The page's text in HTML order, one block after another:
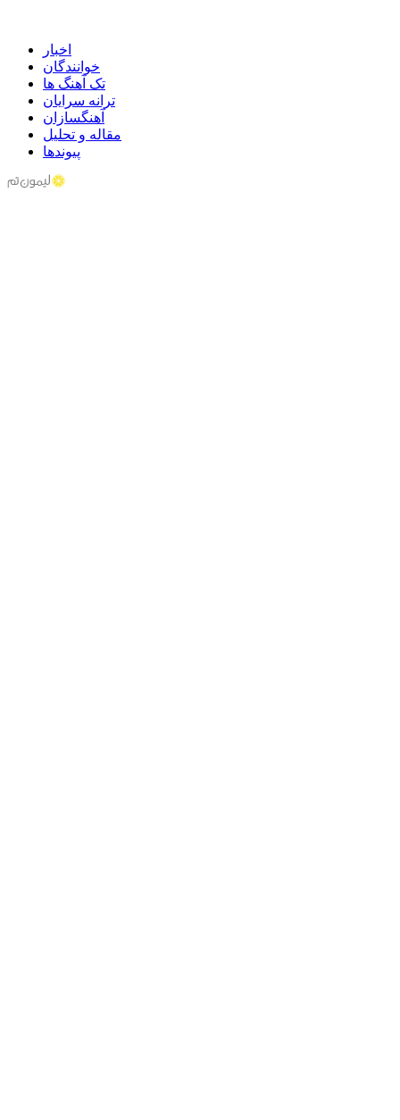
اخبار
خوانندگان
تک آهنگ ها
ترانه سرایان
آهنگسازان
مقاله و تحلیل
پیوندها